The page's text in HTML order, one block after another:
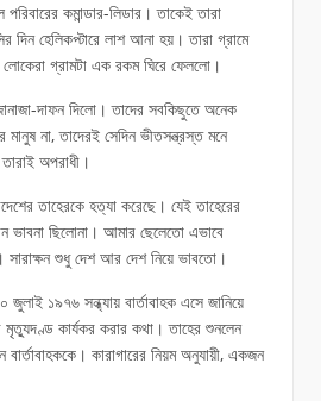
কমান্ডার-লিডার। তাকেই তারা
দিন হেলিকপ্টারে লাশ আনা হয়। তারা গ্রামে
গ্রামটা এক রকম ঘিরে ফেললো।
দাফন দিলো। তাদের সবকিছুতে অনেক
না, তাদেরই সেদিন ভীতসন্ত্রস্ত মনে
অপরাধী।
তাহেরকে হত্যা করেছে। যেই তাহেরের
ভাবনা ছিলোনা। আমার ছেলেতো এভাবে
শুধু দেশ আর দেশ নিয়ে ভাবতো।
জুলাই ১৯৭৬ সন্ধ্যায় বার্তাবাহক এসে জানিয়ে
মৃত্যুদণ্ড কার্যকর করার কথা। তাহের শুনলেন
বার্তাবাহককে। কারাগারের নিয়ম অনুযায়ী, একজন